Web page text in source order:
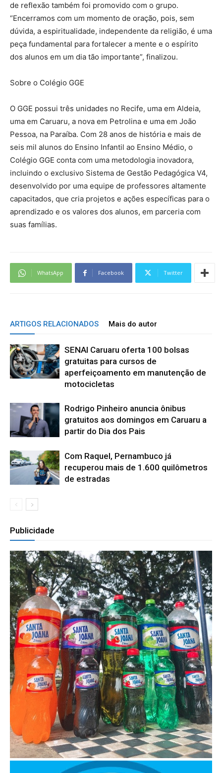
de reflexão também foi promovido com o grupo.
“Encerramos com um momento de oração, pois, sem
dúvida, a espiritualidade, independente da religião, é uma
peça fundamental para fortalecer a mente e o espírito
dos alunos em um dia tão importante”, finalizou.
Sobre o Colégio GGE
O GGE possui três unidades no Recife, uma em Aldeia,
uma em Caruaru, a nova em Petrolina e uma em João
Pessoa, na Paraíba. Com 28 anos de história e mais de
seis mil alunos do Ensino Infantil ao Ensino Médio, o
Colégio GGE conta com uma metodologia inovadora,
incluindo o exclusivo Sistema de Gestão Pedagógica V4,
desenvolvido por uma equipe de professores altamente
capacitados, que cria projetos e ações específicas para o
aprendizado e os valores dos alunos, em parceria com
suas famílias.
WhatsApp Facebook Twitter
ARTIGOS RELACIONADOS Mais do autor
SENAI Caruaru oferta 100 bolsas
gratuitas para cursos de
aperfeiçoamento em manutenção de
motocicletas
Rodrigo Pinheiro anuncia ônibus
gratuitos aos domingos em Caruaru a
partir do Dia dos Pais
Com Raquel, Pernambuco já
recuperou mais de 1.600 quilômetros
de estradas
Publicidade